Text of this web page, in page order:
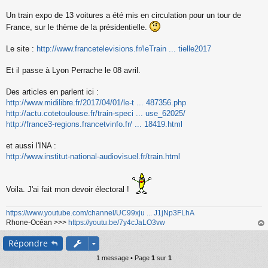
a
g
n
l
Un train expo de 13 voitures a été mis en circulation pour un tour de
France, sur le thème de la présidentielle.
Le site : http://www.francetelevisions.fr/leTrain ... tielle2017
Et il passe à Lyon Perrache le 08 avril.
Des articles en parlent ici :
http://www.midilibre.fr/2017/04/01/le-t ... 487356.php
http://actu.cotetoulouse.fr/train-speci ... use_62025/
http://france3-regions.francetvinfo.fr/ ... 18419.html
et aussi l'INA :
http://www.institut-national-audiovisuel.fr/train.html
Voila. J'ai fait mon devoir électoral !
https://www.youtube.com/channel/UC99xju ... J1jNp3FLhA
Rhone-Océan >>> https://youtu.be/7y4cJaLO3vw
au
Répondre
1 message • Page 1 sur 1